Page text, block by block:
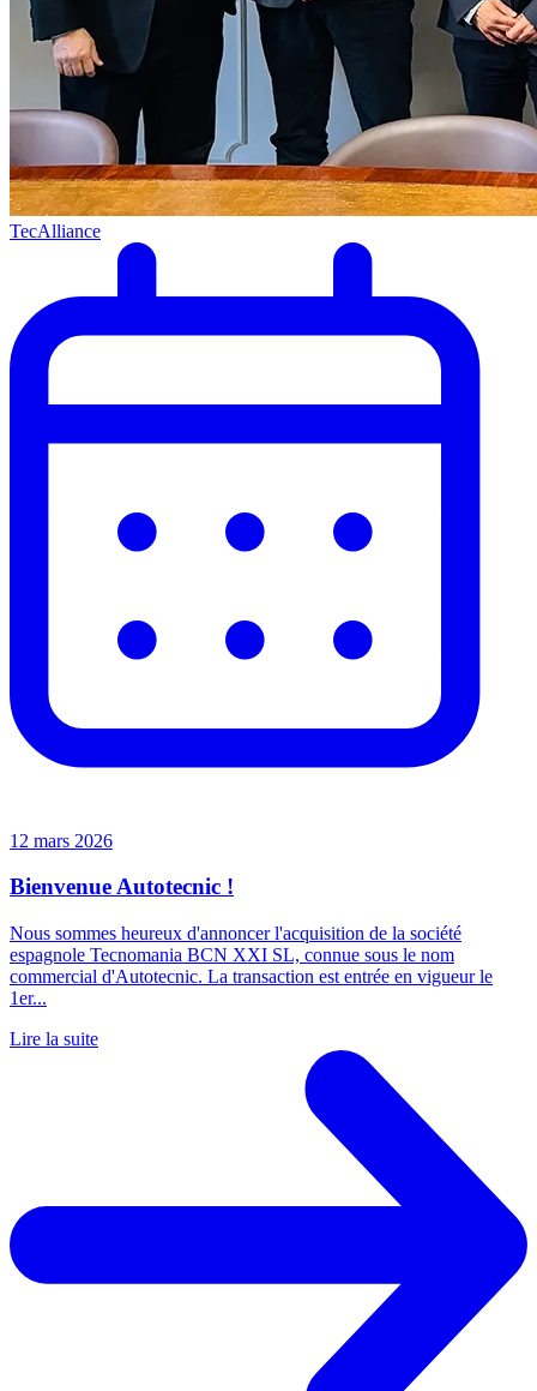
TecAlliance
12 mars 2026
Bienvenue Autotecnic !
Nous sommes heureux d'annoncer l'acquisition de la société
espagnole Tecnomania BCN XXI SL, connue sous le nom
commercial d'Autotecnic. La transaction est entrée en vigueur le
1er...
Lire la suite